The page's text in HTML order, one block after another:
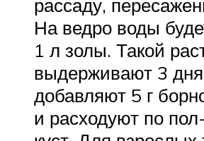
рассаду,
На ведро воды
1 л золы. Такой
выдерживают 3
добавляют 5 г
и расходуют по